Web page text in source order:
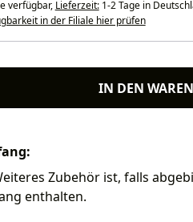
verfügbar, Lieferzeit:1-2 Tage in
in der Filiale hier prüfen
IN DEN
Zubehör ist, falls
enthalten.